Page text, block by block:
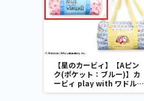
【星のカービィ】【Aピン
ク(ポケット：ブルー)】カ
ービィ play with ワドルデ
ィ ボストンバッグ